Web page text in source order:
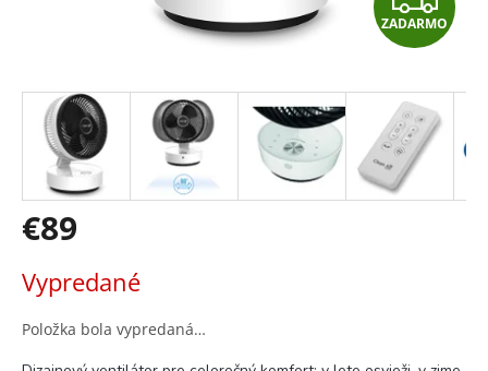
A
D
A
ZADARMO
€89
cena:
Vypredané
Položka bola vypredaná…